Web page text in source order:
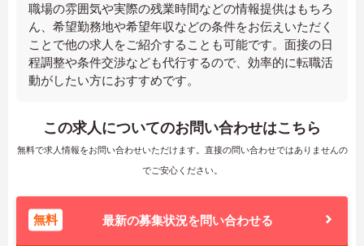
職場の雰囲気や実際の残業時間などの情報提供はもちろ
ん、希望勤務地や希望年収などの条件をお伝えいただく
ことで他の求人をご紹介することも可能です。面接の日
程調整や条件交渉なども代行するので、効率的に転職活
動がしたい方におすすめです。
この求人についてのお問い合わせはこちら
無料で求人情報をお問い合わせいただけます。直接の問い合わせではありませんの
でご安心ください。
無料 最新の募集状況を問い合わせる